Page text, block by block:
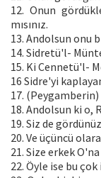
12. Onun
mısınız.
13. Andolsun onu
14. Sidretü'l-
15. Ki Cennetü'l-
16 Sidre'yi
17. (Peygamberin)
18. Andolsun ki o,
19. Siz de
20. Ve üçüncü
21. Size erkek
22. Öyle ise bu